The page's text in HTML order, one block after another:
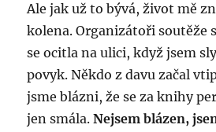
Ale jak už to bývá, život mě
kolena. Organizátoři soutěže
se ocitla na ulici, když jsem
povyk. Někdo z davu začal
jsme blázni, že se za knihy
jen smála.Nejsem blázen,